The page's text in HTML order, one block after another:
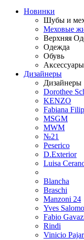
Новинки
Шубы и
Меховые
Верхняя
Одежда
Обувь
Аксессуары
Дизайнеры
Дизайнеры
Dorothee
KENZO
Fabiana
MSGM
MWM
№21
Peserico
D.Exterior
Luisa
Blancha
Braschi
Manzoni 24
Yves
Fabio
Rindi
Vinicio